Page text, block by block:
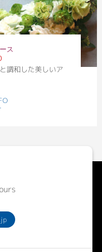
ス
調和した美しいア